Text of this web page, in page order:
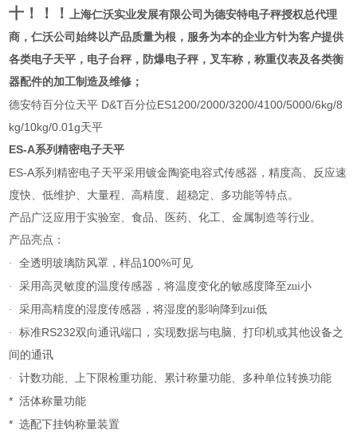
十！！！ 上海仁沃实业发展有限公司为德安特电子秤授权总代理
商 ，仁沃公司始终以产品质量为根，服务为本的企业方针为客户提供
各类电子天平，电子台秤，防爆电子秤，叉车称，称重仪表及各类衡
器配件的加工制造及维修；
德安特百分位天平 D&T百分位ES1200/2000/3200/4100/5000/6kg/8
kg/10kg/0.01g天平
ES-A系列精密电子天平
ES-A系列精密电子天平采用镀金陶瓷电容式传感器，精度高、反应速
度快、低维护、大量程、高精度、超稳定、多功能等特点。
产品广泛应用于实验室、食品、医药、化工、金属制造等行业。
产品亮点：
·
全透明玻璃防风罩，样品100%可见
·
采用高灵敏度的温度传感器，将温度变化的敏感度降至zui小
·
采用高精度的湿度传感器，将湿度的影响降到zui低
·
标准RS232双向通讯端口，实现数据与电脑、打印机或其他设备之
间的通讯
·
计数功能、上下限检重功能、累计称量功能、多种单位转换功能
*活体称量功能
*选配下挂钩称量装置